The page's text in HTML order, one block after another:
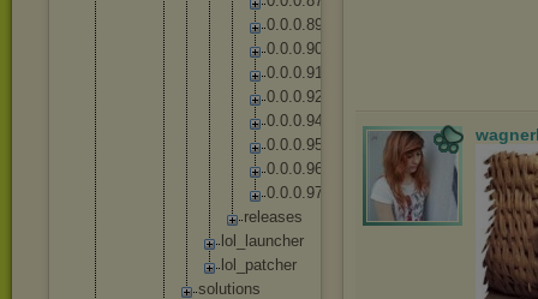
0.0.0.89
0.0.0.90
0.0.0.91
0.0.0.92
0.0.0.94
0.0.0.95
0.0.0.96
0.0.0.97
re eases
lo
launcher
lo
patc her
solutions